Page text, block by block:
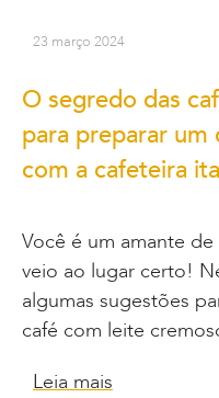
23 março 2024
O segredo das
para preparar
com a cafeteira
Você é um amante
veio ao lugar certo!
algumas sugestões
café com leite
Leia mais